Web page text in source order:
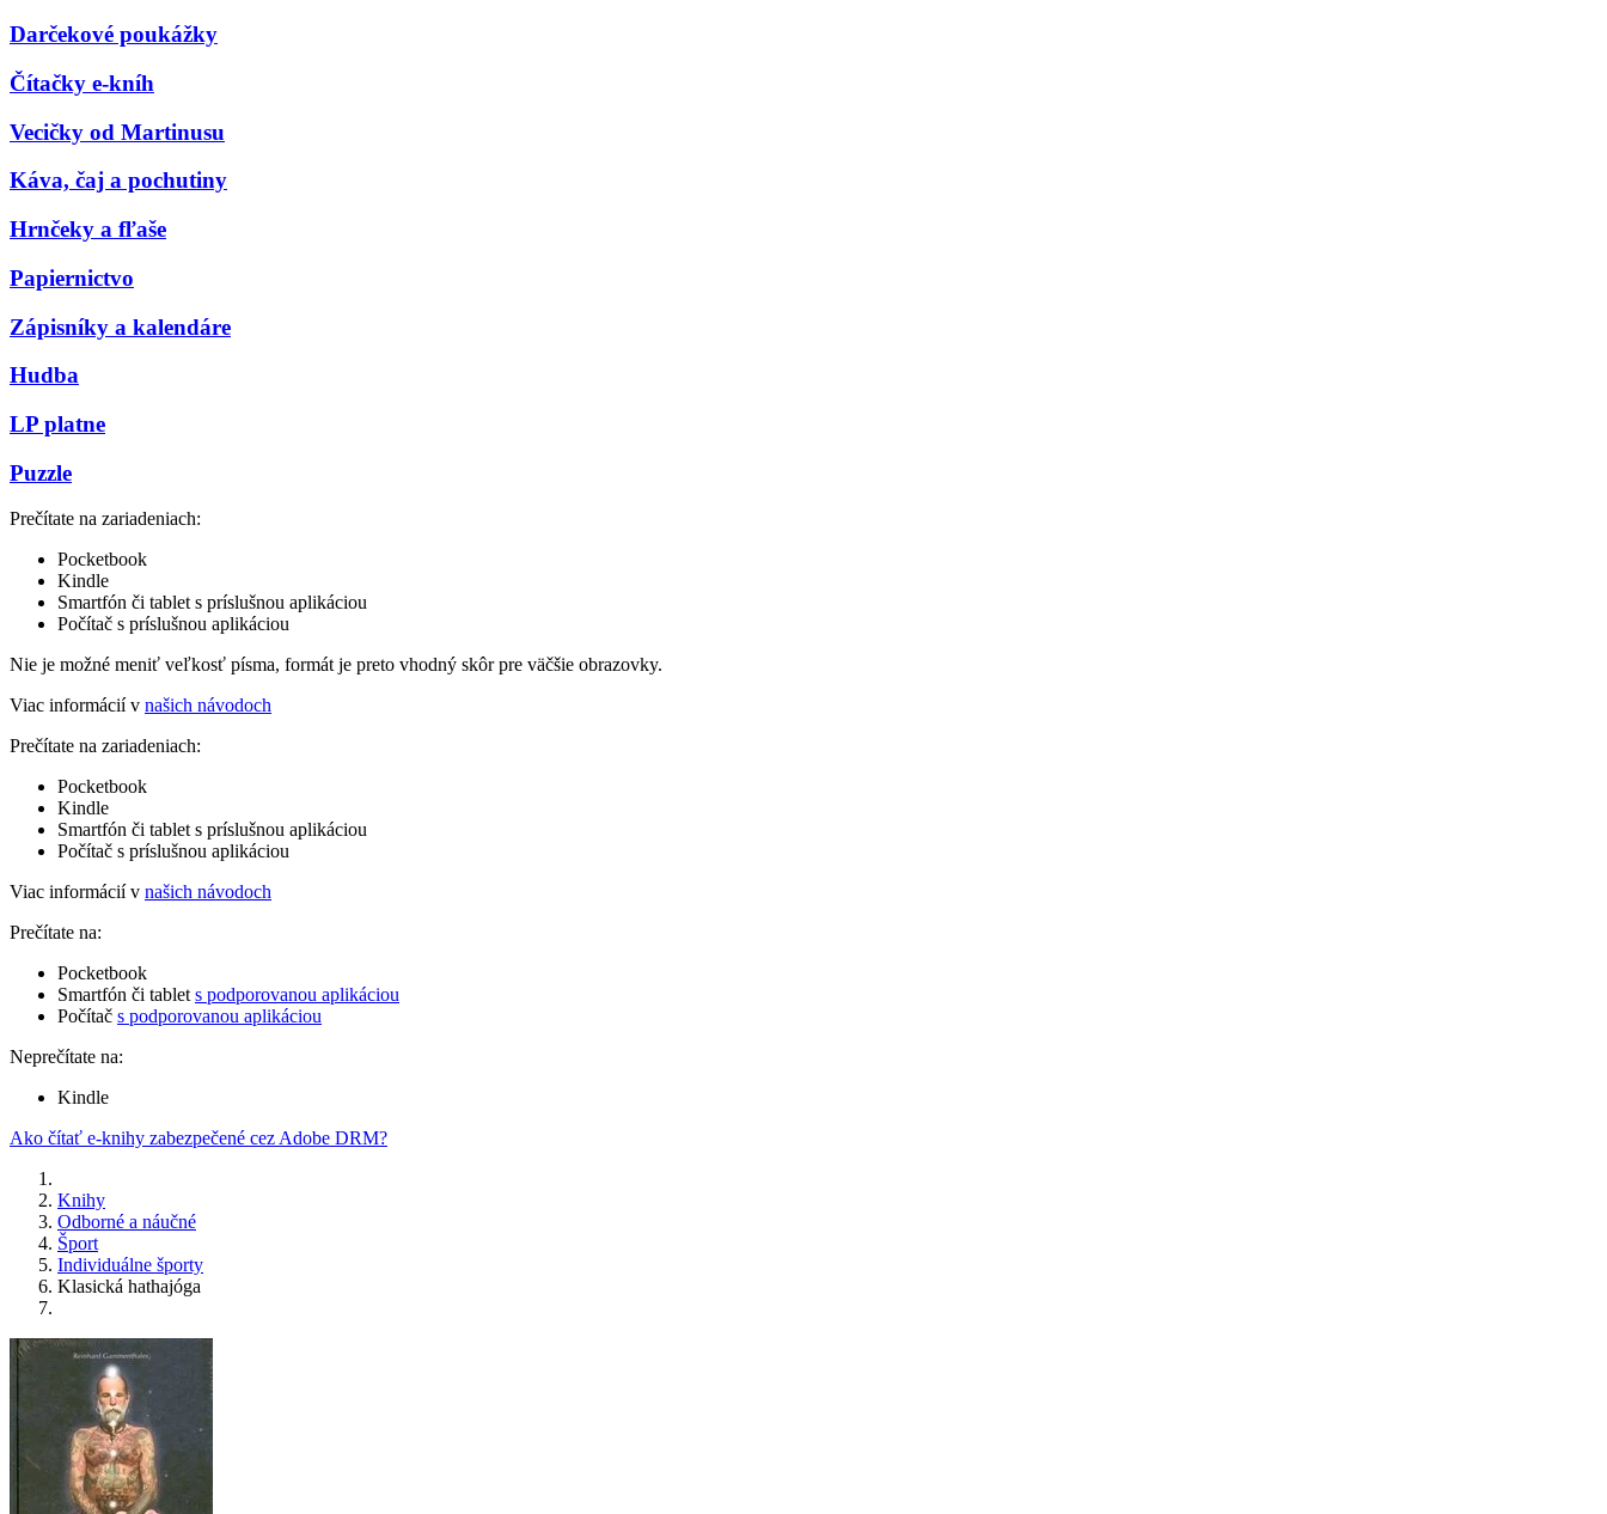
Darčekové poukážky
Čítačky e-kníh
Vecičky od Martinusu
Káva, čaj a pochutiny
Hrnčeky a fľaše
Papiernictvo
Zápisníky a kalendáre
Hudba
LP platne
Puzzle
Prečítate na zariadeniach:
Pocketbook
Kindle
Smartfón či tablet s príslušnou aplikáciou
Počítač s príslušnou aplikáciou
Nie je možné meniť veľkosť písma, formát je preto vhodný skôr pre väčšie obrazovky.
Viac informácií v našich návodoch
Prečítate na zariadeniach:
Pocketbook
Kindle
Smartfón či tablet s príslušnou aplikáciou
Počítač s príslušnou aplikáciou
Viac informácií v našich návodoch
Prečítate na:
Pocketbook
Smartfón či tablet s podporovanou aplikáciou
Počítač s podporovanou aplikáciou
Neprečítate na:
Kindle
Ako čítať e-knihy zabezpečené cez Adobe DRM?
Knihy
Odborné a náučné
Šport
Individuálne športy
Klasická hathajóga